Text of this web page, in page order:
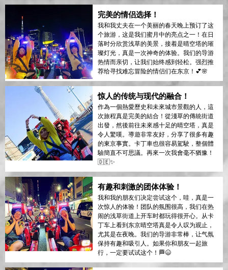
完美的情侣选择！
我和我丈夫在一个美丽的春天晚上预订了这
个旅游，这是我们蜜月中的亮点之一！在日
落时分欣赏浅草的美景，接着是晴空塔的璀
璨灯光，真是一次神奇的体验。我们的导游
热情而亲切，让我们始终感到轻松。强烈推
荐给寻找难忘冒险的情侣们在东京！💕🌸
惊人的传统与现代的融合！
作為一個熱愛歷史和未來城市景觀的人，這
次旅程真是完美的結合！從淺草的傳統街道
出發，然後前往未來感十足的晴空塔，真是
令人驚嘆。導遊非常友好，分享了很多有趣
的東京事實。卡丁車也很容易駕駛，整個體
驗簡直不可思議。再來一次我會毫不猶豫！
🇩🇪✨
有趣和刺激的团体体验！
我和我的朋友们决定尝试这个，哇，真是一
次惊人的体验！团队的氛围很高，我们在热
闹的浅草街道上开车时都玩得很开心。从卡
丁车上看到东京晴空塔真是令人叹为观止，
尤其是在夜晚。我们的导游非常棒，让气氛
保持有趣和吸引人。如果你和朋友一起旅
行，一定要试试这个！🏁😆